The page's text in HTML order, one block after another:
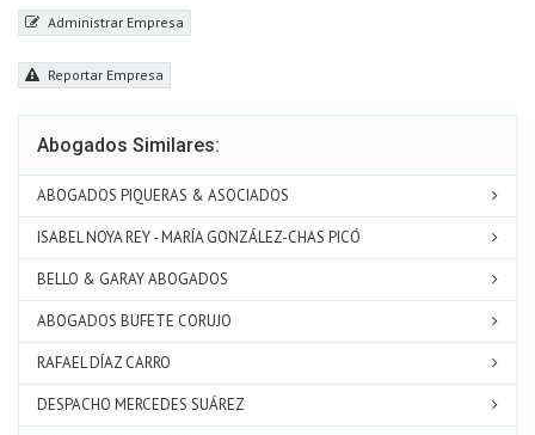
Administrar Empresa
Reportar Empresa
Abogados Similares:
ABOGADOS PIQUERAS & ASOCIADOS
ISABEL NOYA REY - MARÍA GONZÁLEZ-CHAS PICÓ
BELLO & GARAY ABOGADOS
ABOGADOS BUFETE CORUJO
RAFAEL DÍAZ CARRO
DESPACHO MERCEDES SUÁREZ